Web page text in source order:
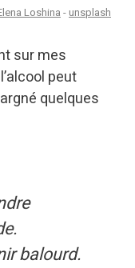
Loshina -unsplash
sur mes
peut
quelques
balourd.